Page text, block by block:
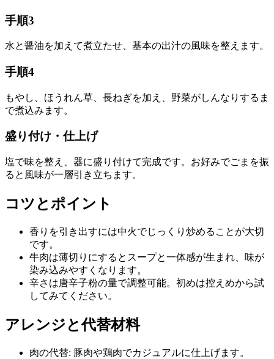
手順3
水と醤油を加えて煮立たせ、基本の出汁の風味を整えます。
手順4
もやし、ほうれん草、長ねぎを加え、野菜がしんなりするま
で煮込みます。
盛り付け・仕上げ
塩で味を整え、器に盛り付けて完成です。お好みでごまを振
ると風味が一層引き立ちます。
コツとポイント
香りを引き出すには中火でじっくり炒めることが大切
です。
牛肉は薄切りにするとスープと一体感が生まれ、味が
染み込みやすくなります。
辛さは唐辛子粉の量で調整可能。初めは控えめから試
してみてください。
アレンジと代替材料
肉の代替: 豚肉や鶏肉でカジュアルに仕上げます。